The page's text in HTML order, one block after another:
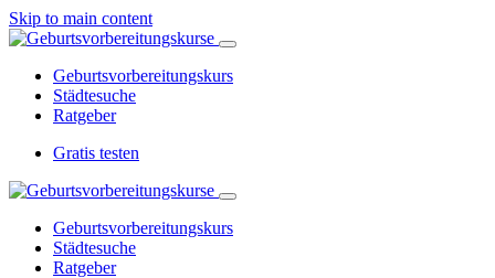
Skip to main content
Geburtsvorbereitungskurs
Städtesuche
Ratgeber
Gratis testen
Geburtsvorbereitungskurs
Städtesuche
Ratgeber